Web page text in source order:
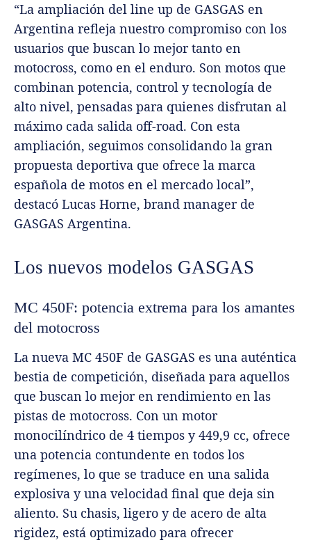
“La ampliación del line up de GASGAS en
Argentina refleja nuestro compromiso con los
usuarios que buscan lo mejor tanto en
motocross, como en el enduro. Son motos que
combinan potencia, control y tecnología de
alto nivel, pensadas para quienes disfrutan al
máximo cada salida off-road. Con esta
ampliación, seguimos consolidando la gran
propuesta deportiva que ofrece la marca
española de motos en el mercado local”,
destacó Lucas Horne, brand manager de
GASGAS Argentina.
Los nuevos modelos GASGAS
MC 450F: potencia extrema para los amantes
del motocross
La nueva MC 450F de GASGAS es una auténtica
bestia de competición, diseñada para aquellos
que buscan lo mejor en rendimiento en las
pistas de motocross. Con un motor
monocilíndrico de 4 tiempos y 449,9 cc, ofrece
una potencia contundente en todos los
regímenes, lo que se traduce en una salida
explosiva y una velocidad final que deja sin
aliento. Su chasis, ligero y de acero de alta
rigidez, está optimizado para ofrecer